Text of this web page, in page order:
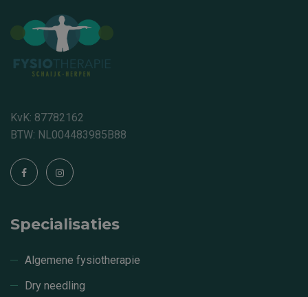
KvK: 87782162
BTW: NL004483985B88
Specialisaties
Algemene fysiotherapie
Dry needling